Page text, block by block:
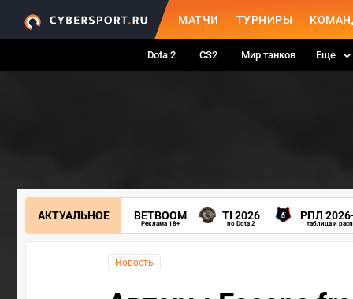
МАТЧИ ТУРНИРЫ
Dota 2 CS2 Мир танков Еще
АКТУАЛЬНОЕ BETBOOM
Реклама 18+
TI 2026
по Dota 2
РПЛ
таблица и
Новость